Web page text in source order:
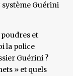
système Guérini
poudres et
la police
Guérini ?
» et quels